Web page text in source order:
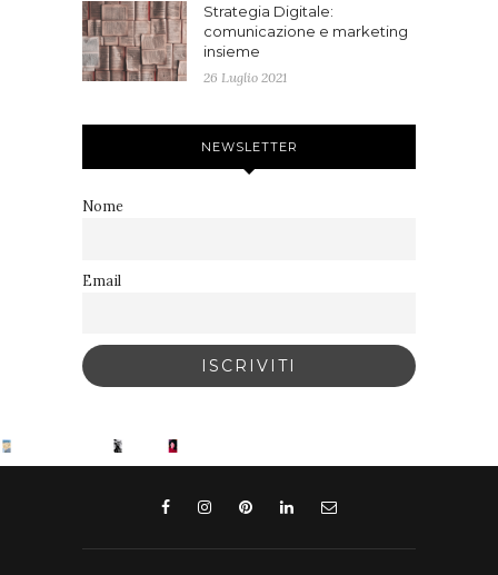
Strategia Digitale:
comunicazione e marketing
insieme
26 Luglio 2021
NEWSLETTER
Nome
Email